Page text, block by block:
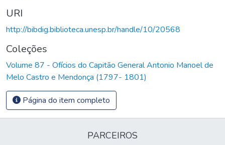
URI
http://bibdig.biblioteca.unesp.br/handle/10/20568
Coleções
Volume 87 - Ofícios do Capitão General Antonio Manoel de
Melo Castro e Mendonça (1797- 1801)
Página do item completo
PARCEIROS